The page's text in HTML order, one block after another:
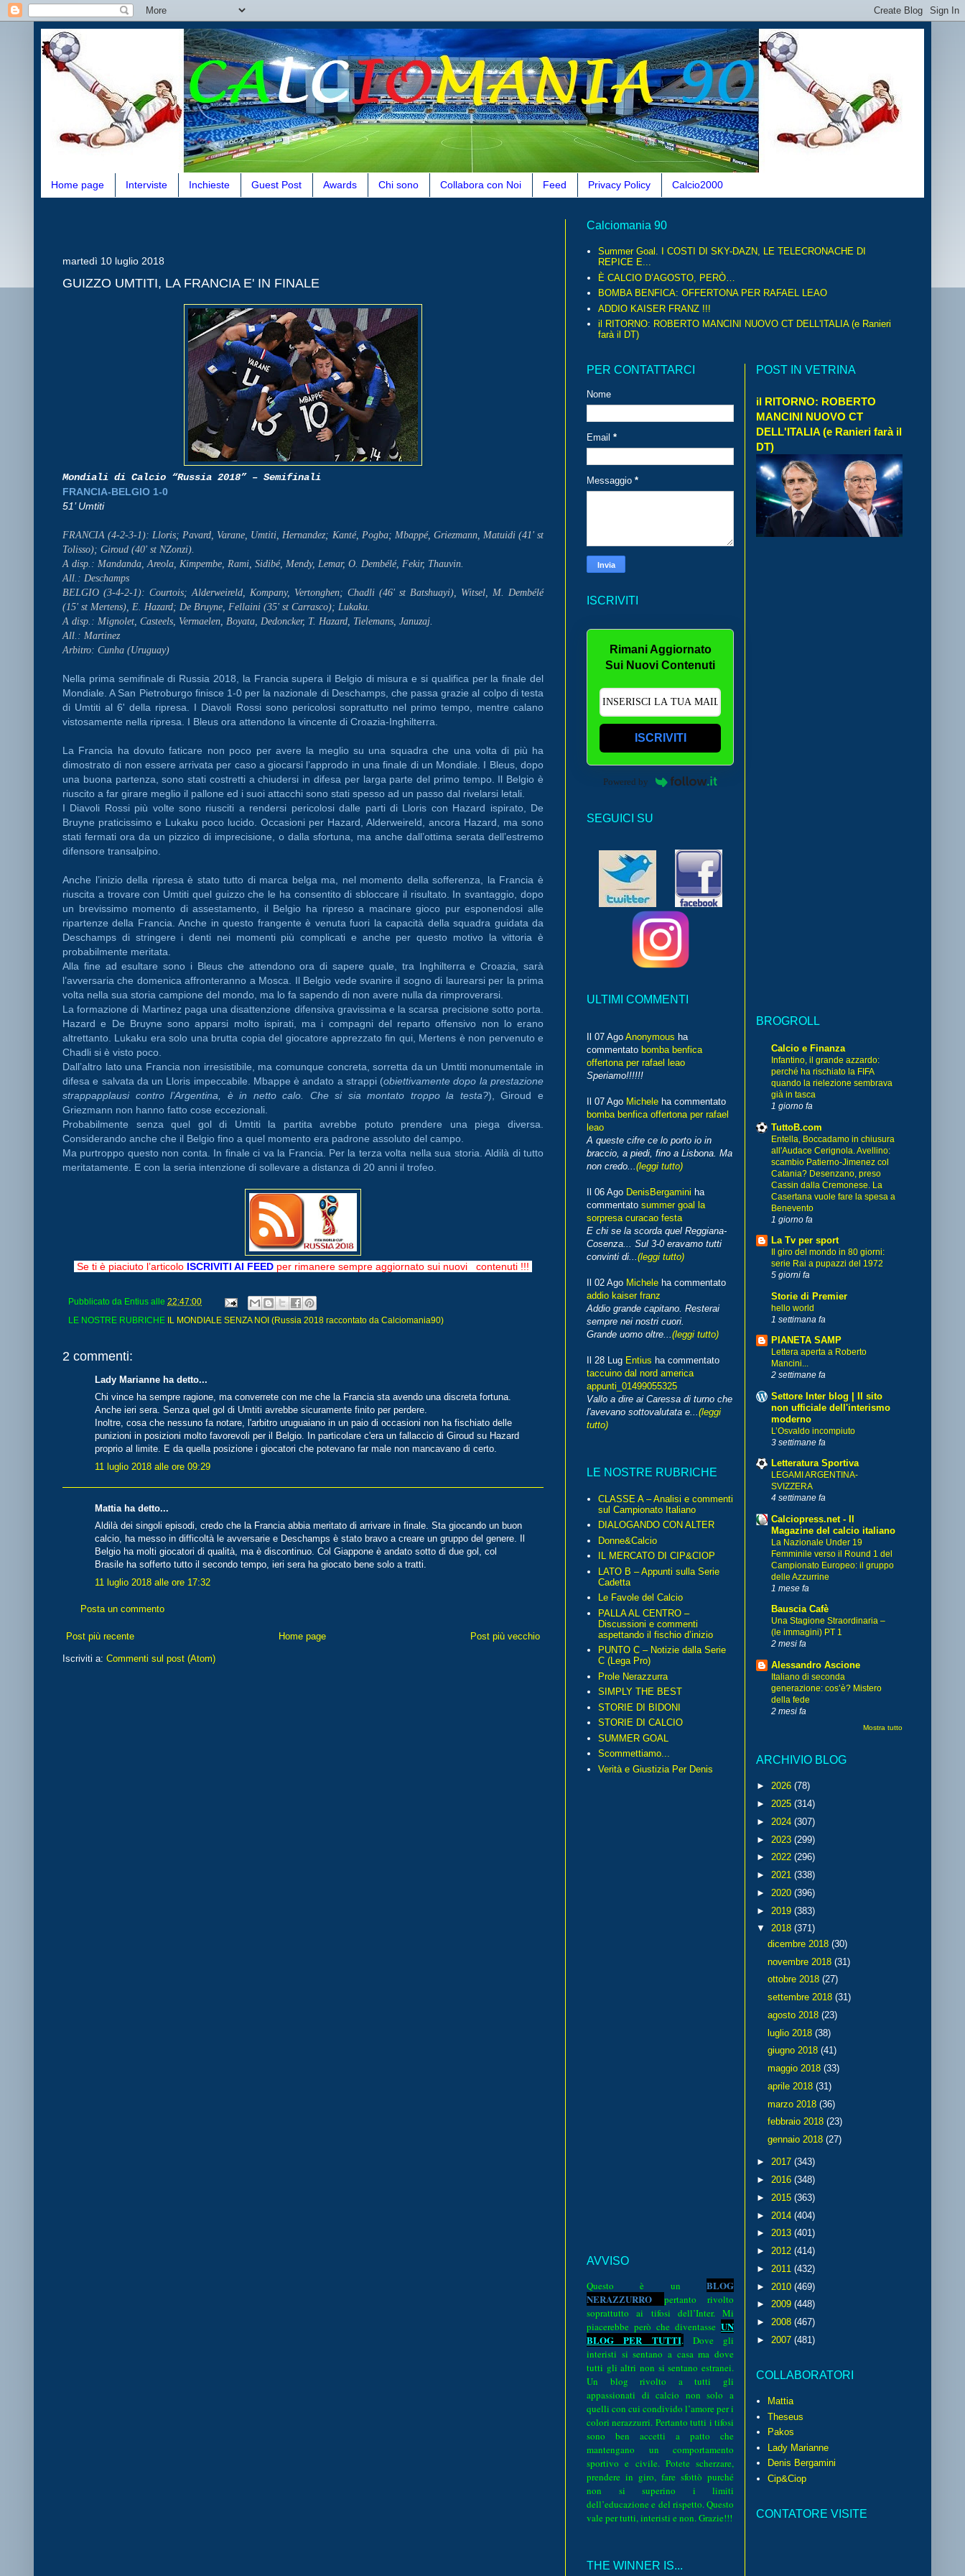
Home page Interviste Inchieste Guest Post Awards Chi sono Collabora con Noi Feed Privacy Policy Calcio2000
martedì 10 luglio 2018
GUIZZO UMTITI, LA FRANCIA E' IN FINALE
Mondiali di Calcio “Russia 2018” – Semifinali
FRANCIA-BELGIO 1-0
51’ Umtiti
FRANCIA (4-2-3-1): Lloris; Pavard, Varane, Umtiti, Hernandez; Kanté, Pogba; Mbappé, Griezmann, Matuidi (41' st
Tolisso); Giroud (40' st NZonzi).
A disp.: Mandanda, Areola, Kimpembe, Rami, Sidibé, Mendy, Lemar, O. Dembélé, Fekir, Thauvin.
All.: Deschamps
BELGIO (3-4-2-1): Courtois; Alderweireld, Kompany, Vertonghen; Chadli (46' st Batshuayi), Witsel, M. Dembélé
(15' st Mertens), E. Hazard; De Bruyne, Fellaini (35' st Carrasco); Lukaku.
A disp.: Mignolet, Casteels, Vermaelen, Boyata, Dedoncker, T. Hazard, Tielemans, Januzaj.
All.: Martinez
Arbitro: Cunha (Uruguay)
Nella prima semifinale di Russia 2018, la Francia supera il Belgio di misura e si qualifica per la finale del
Mondiale. A San Pietroburgo finisce 1-0 per la nazionale di Deschamps, che passa grazie al colpo di testa
di Umtiti al 6' della ripresa. I Diavoli Rossi sono pericolosi soprattutto nel primo tempo, mentre calano
vistosamente nella ripresa. I Bleus ora attendono la vincente di Croazia-Inghilterra.
La Francia ha dovuto faticare non poco per avere la meglio su una squadra che una volta di più ha
dimostrato di non essere arrivata per caso a giocarsi l’approdo in una finale di un Mondiale. I Bleus, dopo
una buona partenza, sono stati costretti a chiudersi in difesa per larga parte del primo tempo. Il Belgio è
riuscito a far girare meglio il pallone ed i suoi attacchi sono stati spesso ad un passo dal rivelarsi letali.
I Diavoli Rossi più volte sono riusciti a rendersi pericolosi dalle parti di Lloris con Hazard ispirato, De
Bruyne praticissimo e Lukaku poco lucido. Occasioni per Hazard, Alderweireld, ancora Hazard, ma sono
stati fermati ora da un pizzico di imprecisione, o dalla sfortuna, ma anche dall’ottima serata dell’estremo
difensore transalpino.
Anche l’inizio della ripresa è stato tutto di marca belga ma, nel momento della sofferenza, la Francia è
riuscita a trovare con Umtiti quel guizzo che le ha consentito di sbloccare il risultato. In svantaggio, dopo
un brevissimo momento di assestamento, il Belgio ha ripreso a macinare gioco pur esponendosi alle
ripartenze della Francia. Anche in questo frangente è venuta fuori la capacità della squadra guidata da
Deschamps di stringere i denti nei momenti più complicati e anche per questo motivo la vittoria è
probabilmente meritata.
Alla fine ad esultare sono i Bleus che attendono ora di sapere quale, tra Inghilterra e Croazia, sarà
l’avversaria che domenica affronteranno a Mosca. Il Belgio vede svanire il sogno di laurearsi per la prima
volta nella sua storia campione del mondo, ma lo fa sapendo di non avere nulla da rimproverarsi.
La formazione di Martinez paga una disattenzione difensiva gravissima e la scarsa precisione sotto porta.
Hazard e De Bruyne sono apparsi molto ispirati, ma i compagni del reparto offensivo non lo erano
altrettanto. Lukaku era solo una brutta copia del giocatore apprezzato fin qui, Mertens è non pervenuto e
Chadli si è visto poco.
Dall’altro lato una Francia non irresistibile, ma comunque concreta, sorretta da un Umtiti monumentale in
difesa e salvata da un Lloris impeccabile. Mbappe è andato a strappi (obiettivamente dopo la prestazione
strappapplausi contro l’Argentina, è in netto calo. Che si sia montato troppo la testa?), Giroud e
Griezmann non hanno fatto cose eccezionali.
Probabilmente senza quel gol di Umtiti la partita avrebbe potuto prendere una piega diversa.
Considerando anche che il Belgio fino a quel momento era padrone assoluto del campo.
Ma purtroppo questo non conta. In finale ci va la Francia. Per la terza volta nella sua storia. Aldilà di tutto
meritatamente. E con la seria intenzione di sollevare a distanza di 20 anni il trofeo.
Se ti è piaciuto l’articolo ISCRIVITI AI FEED per rimanere sempre aggiornato sui nuovi contenuti !!!
Pubblicato da Entius alle 22:47:00
LE NOSTRE RUBRICHE IL MONDIALE SENZA NOI (Russia 2018 raccontato da Calciomania90)
2 commenti:
Lady Marianne ha detto...
Chi vince ha sempre ragione, ma converrete con me che la Francia sta avendo una discreta fortuna.
Anche ieri sera. Senza quel gol di Umtiti avrebbe sicuramente finito per perdere.
Inoltre, cosa che nessuno fa notare, l'arbitro uruguaiano in un paio di occasioni non ha fischiato delle
punizioni in posizioni molto favorevoli per il Belgio. In particolare c'era un fallaccio di Giroud su Hazard
proprio al limite. E da quella posizione i giocatori che potevano far male non mancavano di certo.
11 luglio 2018 alle ore 09:29
Mattia ha detto...
Aldilà dei singoli episodi, credo che la Francia abbia meritato di arrivare in finale. Sta giocando un buon
calcio, ha messo in difficoltà le avversarie e Deschamps è stato bravo a creare un gruppo del genere. Il
Belgio ha molti giocatori di qualità, ma è discontinuo. Col Giappone è andato sotto di due gol, col
Brasile ha sofferto tutto il secondo tempo, ieri sera ha giocato bene solo a tratti.
11 luglio 2018 alle ore 17:32
Posta un commento
Post più recente Post più vecchio
Home page
Iscriviti a: Commenti sul post (Atom)
Calciomania 90
Summer Goal. I COSTI DI SKY-DAZN, LE TELECRONACHE DI
REPICE E...
È CALCIO D’AGOSTO, PERÒ…
BOMBA BENFICA: OFFERTONA PER RAFAEL LEAO
ADDIO KAISER FRANZ !!!
il RITORNO: ROBERTO MANCINI NUOVO CT DELL'ITALIA (e Ranieri
farà il DT)
PER CONTATTARCI
Nome
Email *
Messaggio *
ISCRIVITI
Rimani Aggiornato
Sui Nuovi Contenuti
ISCRIVITI
Powered by
SEGUICI SU
ULTIMI COMMENTI
Il 07 Ago Anonymous ha
commentato bomba benfica
offertona per rafael leao
Speriamo!!!!!!
Il 07 Ago Michele ha commentato
bomba benfica offertona per rafael
leao
A queste cifre ce lo porto io in
braccio, a piedi, fino a Lisbona. Ma
non credo...(leggi tutto)
Il 06 Ago DenisBergamini ha
commentato summer goal la
sorpresa curacao festa
E chi se la scorda quel Reggiana-
Cosenza... Sul 3-0 eravamo tutti
convinti di...(leggi tutto)
Il 02 Ago Michele ha commentato
addio kaiser franz
Addio grande capitano. Resterai
sempre nei nostri cuori.
Grande uomo oltre...(leggi tutto)
Il 28 Lug Entius ha commentato
taccuino dal nord america
appunti_01499055325
Vallo a dire ai Caressa di turno che
l'avevano sottovalutata e...(leggi
tutto)
LE NOSTRE RUBRICHE
CLASSE A – Analisi e commenti
sul Campionato Italiano
DIALOGANDO CON ALTER
Donne&Calcio
IL MERCATO DI CIP&CIOP
LATO B – Appunti sulla Serie
Cadetta
Le Favole del Calcio
PALLA AL CENTRO –
Discussioni e commenti
aspettando il fischio d’inizio
PUNTO C – Notizie dalla Serie
C (Lega Pro)
Prole Nerazzurra
SIMPLY THE BEST
STORIE DI BIDONI
STORIE DI CALCIO
SUMMER GOAL
Scommettiamo...
Verità e Giustizia Per Denis
AVVISO
Questo è un BLOG
NERAZZURRO pertanto rivolto
soprattutto ai tifosi dell’Inter. Mi
piacerebbe però che diventasse UN
BLOG PER TUTTI.
Dove gli
interisti si sentano a casa ma dove
tutti gli altri non si sentano estranei.
Un blog rivolto a tutti gli
appassionati di calcio non solo a
quelli con cui condivido l’amore per i
colori nerazzurri. Pertanto tutti i tifosi
sono ben accetti a patto che
mantengano un comportamento
sportivo e civile. Potete scherzare,
prendere in giro, fare sfottò purché
non si superino i limiti
dell’educazione e del rispetto. Questo
vale per tutti, interisti e non. Grazie!!!
THE WINNER IS...
POST IN VETRINA
il RITORNO: ROBERTO
MANCINI NUOVO CT
DELL'ITALIA (e Ranieri farà il
DT)
BROGROLL
Calcio e Finanza
Infantino, il grande azzardo:
perché ha rischiato la FIFA
quando la rielezione sembrava
già in tasca
1 giorno fa
TuttoB.com
Entella, Boccadamo in chiusura
all'Audace Cerignola. Avellino:
scambio Patierno-Jimenez col
Catania? Desenzano, preso
Cassin dalla Cremonese. La
Casertana vuole fare la spesa a
Benevento
1 giorno fa
La Tv per sport
Il giro del mondo in 80 giorni:
serie Rai a pupazzi del 1972
5 giorni fa
Storie di Premier
hello world
1 settimana fa
PIANETA SAMP
Lettera aperta a Roberto
Mancini...
2 settimane fa
Settore Inter blog | Il sito
non ufficiale dell'interismo
moderno
L’Osvaldo incompiuto
3 settimane fa
Letteratura Sportiva
LEGAMI ARGENTINA-
SVIZZERA
4 settimane fa
Calciopress.net - Il
Magazine del calcio italiano
La Nazionale Under 19
Femminile verso il Round 1 del
Campionato Europeo: il gruppo
delle Azzurrine
1 mese fa
Bauscia Cafè
Una Stagione Straordinaria –
(le immagini) PT 1
2 mesi fa
Alessandro Ascione
Italiano di seconda
generazione: cos’è? Mistero
della fede
2 mesi fa
Mostra tutto
ARCHIVIO BLOG
► 2026 (78)
► 2025 (314)
► 2024 (307)
► 2023 (299)
► 2022 (296)
► 2021 (338)
► 2020 (396)
► 2019 (383)
▼ 2018 (371)
dicembre 2018 (30)
novembre 2018 (31)
ottobre 2018 (27)
settembre 2018 (31)
agosto 2018 (23)
luglio 2018 (38)
giugno 2018 (41)
maggio 2018 (33)
aprile 2018 (31)
marzo 2018 (36)
febbraio 2018 (23)
gennaio 2018 (27)
► 2017 (343)
► 2016 (348)
► 2015 (363)
► 2014 (404)
► 2013 (401)
► 2012 (414)
► 2011 (432)
► 2010 (469)
► 2009 (448)
► 2008 (467)
► 2007 (481)
COLLABORATORI
Mattia
Theseus
Pakos
Lady Marianne
Denis Bergamini
Cip&Ciop
CONTATORE VISITE